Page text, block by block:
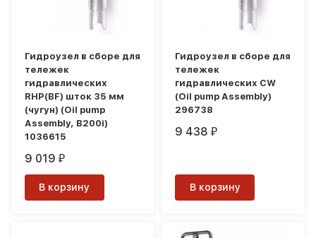
Гидроузел в сборе для
тележек
гидравлических
RHP(BF) шток 35 мм
(чугун) (Oil pump
Assembly, B200i)
1036615
9 019₽
В корзину
Гидроузел в сборе для
тележек
гидравлических CW
(Oil pump Assembly)
296738
9 438₽
В корзину